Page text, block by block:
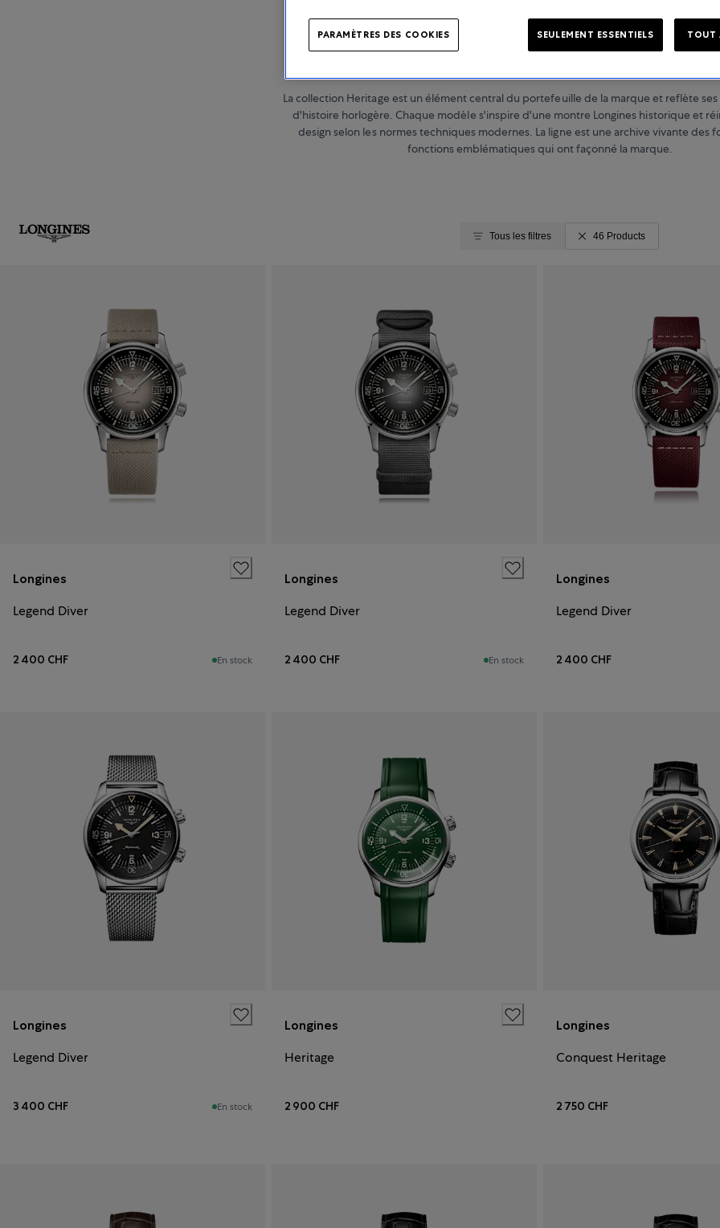
LONGINES MONTRES
Heritage
La collection Heritage est un élément central du portefeuille de la marque et reflète ses
d'histoire horlogère. Chaque modèle s'inspire d'une montre Longines historique et
design selon les normes techniques modernes. La ligne est une archive vivante des
fonctions emblématiques qui ont façonné la marque.
Tous les filtres 46 Products
Longines
Legend Diver
2 400 CHF En stock
Longines
Legend Diver
2 400 CHF En stock
Longines
Legend Diver
2 400 CHF
Longines
Legend Diver
3 400 CHF En stock
Longines
Heritage
2 900 CHF
Longines
Conquest Heritage
2 750 CHF
PARAMÈTRES DES COOKIES SEULEMENT ESSENTIELS TOUT